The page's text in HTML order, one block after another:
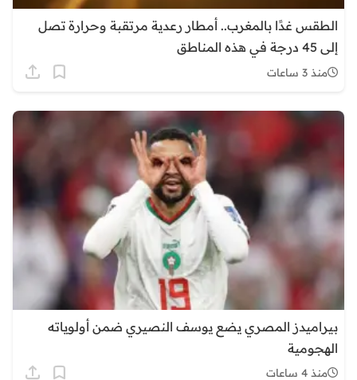
الطقس غدًا بالمغرب.. أمطار رعدية مرتقبة وحرارة تصل
إلى 45 درجة في هذه المناطق
منذ 3 ساعات
بيراميدز المصري يضع يوسف النصيري ضمن أولوياته
الهجومية
منذ 4 ساعات